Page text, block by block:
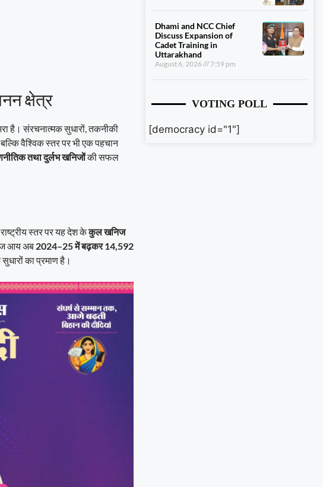
क्षेत्र
है। संरचनात्मक सुधारों, तकनीकी
वैश्विक स्तर पर भी एक पहचान
तथा दुर्लभ खनिजोंकी सफल
स्तर पर यह देश केकुल खनिज
आय अब 2024–25 में बढ़कर 14,592
का प्रमाण है।
Dhami and NCC Chief
Discuss Expansion of
Cadet Training in
Uttarakhand
August 6, 2026 7:59 pm
VOTING POLL
[democracy id="1"]